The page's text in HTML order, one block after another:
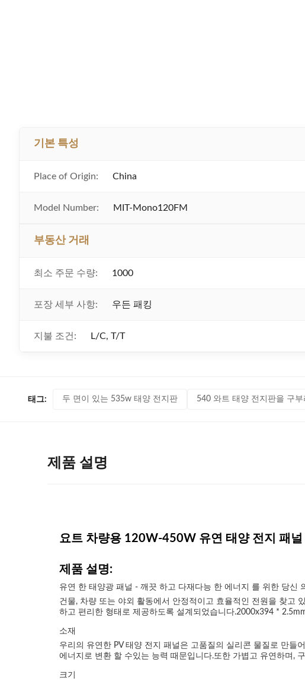
기본 특성
Place of Origin: China
Model Number: MIT-Mono120FM
부동산 거래
최소 주문 수량: 1000
포장 세부 사항: 우든 패킹
지불 조건: L/C, T/T
태그: 두 면이 있는 535w 태양 전지판 540 와트 태양 전지판을 구부
제품 설명
요트 차량용 120W-450W 유연 태양 전지 패
제품 설명:
유연 한 태양광 패널 - 깨끗 하고 다재다능 한 에너지 를 위한 당신
건물, 차량 또는 야외 활동에서 안정적이고 효율적인 전원을 찾고
하고 편리한 형태로 제공하도록 설계되었습니다.2000x394 *
소재
우리의 유연한 PV 태양 전지 패널은 고품질의 실리콘 물질로 만들
에너지로 변환 할 수있는 능력 때문입니다.또한 가볍고 유연하며,
크기